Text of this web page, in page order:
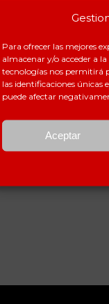
Para ofrecer las mejores
almacenar y/o acceder a
tecnologías nos permitirá
las identificaciones únicas
puede afectar
Aceptar